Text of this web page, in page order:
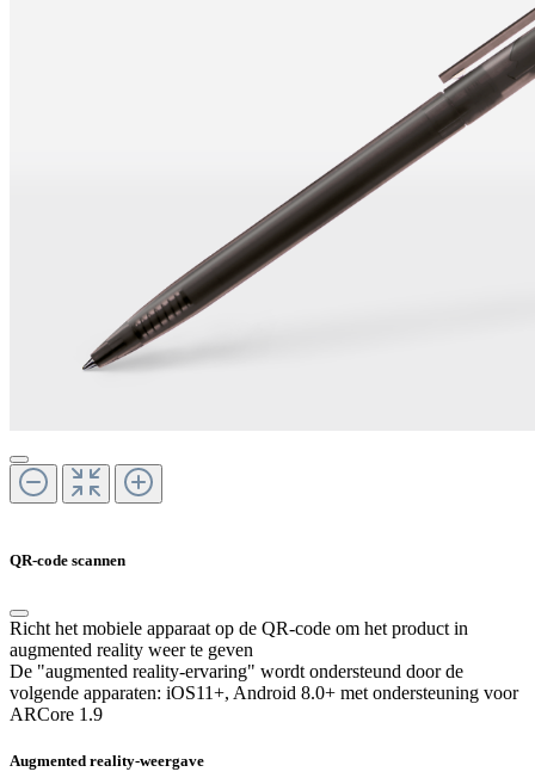
QR-code scannen
Richt het mobiele apparaat op de QR-code om het product in
augmented reality weer te geven
De "augmented reality-ervaring" wordt ondersteund door de
volgende apparaten: iOS11+, Android 8.0+ met ondersteuning voor
ARCore 1.9
Augmented reality-weergave